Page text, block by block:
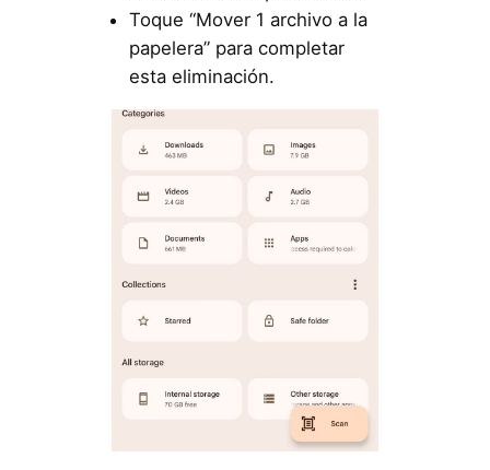
Toque “Mover 1 archivo a la
papelera” para completar
esta eliminación.